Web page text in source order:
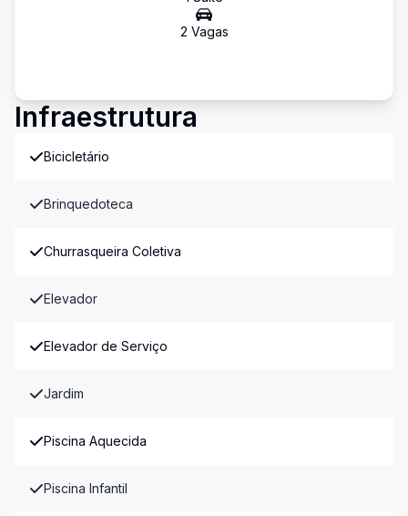
2 Vagas
Infraestrutura
Bicicletário
Brinquedoteca
Churrasqueira Coletiva
Elevador
Elevador de Serviço
Jardim
Piscina Aquecida
Piscina Infantil